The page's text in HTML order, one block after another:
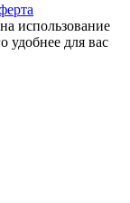
использование
удобнее для вас